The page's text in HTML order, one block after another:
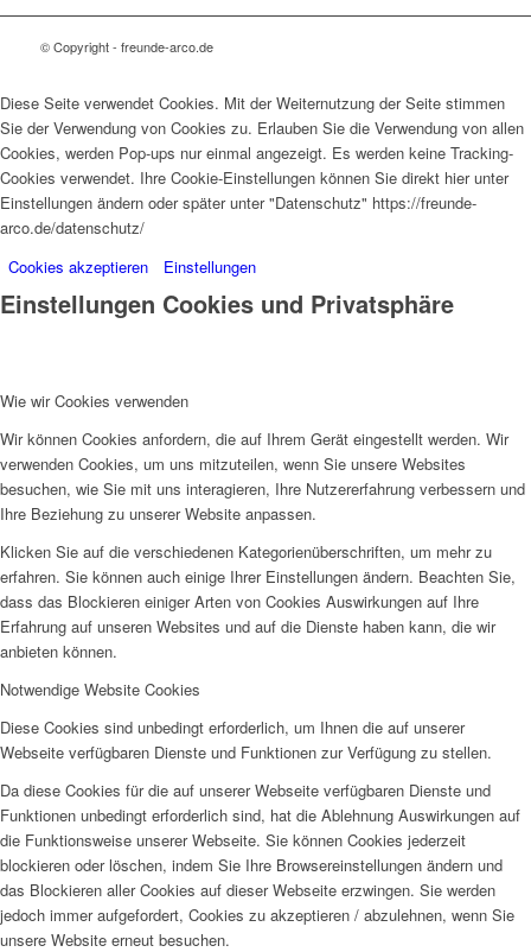
© Copyright - freunde-arco.de
Diese Seite verwendet Cookies. Mit der Weiternutzung der Seite stimmen
Sie der Verwendung von Cookies zu. Erlauben Sie die Verwendung von allen
Cookies, werden Pop-ups nur einmal angezeigt. Es werden keine Tracking-
Cookies verwendet. Ihre Cookie-Einstellungen können Sie direkt hier unter
Einstellungen ändern oder später unter "Datenschutz" https://freunde-
arco.de/datenschutz/
Cookies akzeptieren
Einstellungen
Einstellungen Cookies und Privatsphäre
Wie wir Cookies verwenden
Wir können Cookies anfordern, die auf Ihrem Gerät eingestellt werden. Wir
verwenden Cookies, um uns mitzuteilen, wenn Sie unsere Websites
besuchen, wie Sie mit uns interagieren, Ihre Nutzererfahrung verbessern und
Ihre Beziehung zu unserer Website anpassen.
Klicken Sie auf die verschiedenen Kategorienüberschriften, um mehr zu
erfahren. Sie können auch einige Ihrer Einstellungen ändern. Beachten Sie,
dass das Blockieren einiger Arten von Cookies Auswirkungen auf Ihre
Erfahrung auf unseren Websites und auf die Dienste haben kann, die wir
anbieten können.
Notwendige Website Cookies
Diese Cookies sind unbedingt erforderlich, um Ihnen die auf unserer
Webseite verfügbaren Dienste und Funktionen zur Verfügung zu stellen.
Da diese Cookies für die auf unserer Webseite verfügbaren Dienste und
Funktionen unbedingt erforderlich sind, hat die Ablehnung Auswirkungen auf
die Funktionsweise unserer Webseite. Sie können Cookies jederzeit
blockieren oder löschen, indem Sie Ihre Browsereinstellungen ändern und
das Blockieren aller Cookies auf dieser Webseite erzwingen. Sie werden
jedoch immer aufgefordert, Cookies zu akzeptieren / abzulehnen, wenn Sie
unsere Website erneut besuchen.